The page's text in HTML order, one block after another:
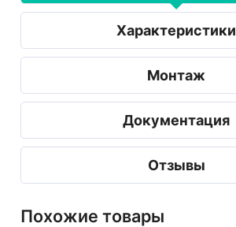
Характеристики
Монтаж
Документация
Отзывы
Похожие товары